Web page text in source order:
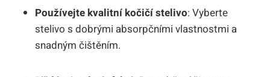
Používejte kvalitní kočičí stelivo: Vyberte
stelivo s dobrými absorpčními vlastnostmi a
snadným čištěním.